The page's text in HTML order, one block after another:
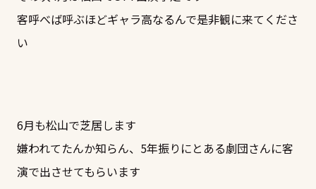
客呼べば呼ぶほどギャラ高なるんで是非観に来てくださ
い
6月も松山で芝居します
嫌われてたんか知らん、5年振りにとある劇団さんに客
演で出させてもらいます